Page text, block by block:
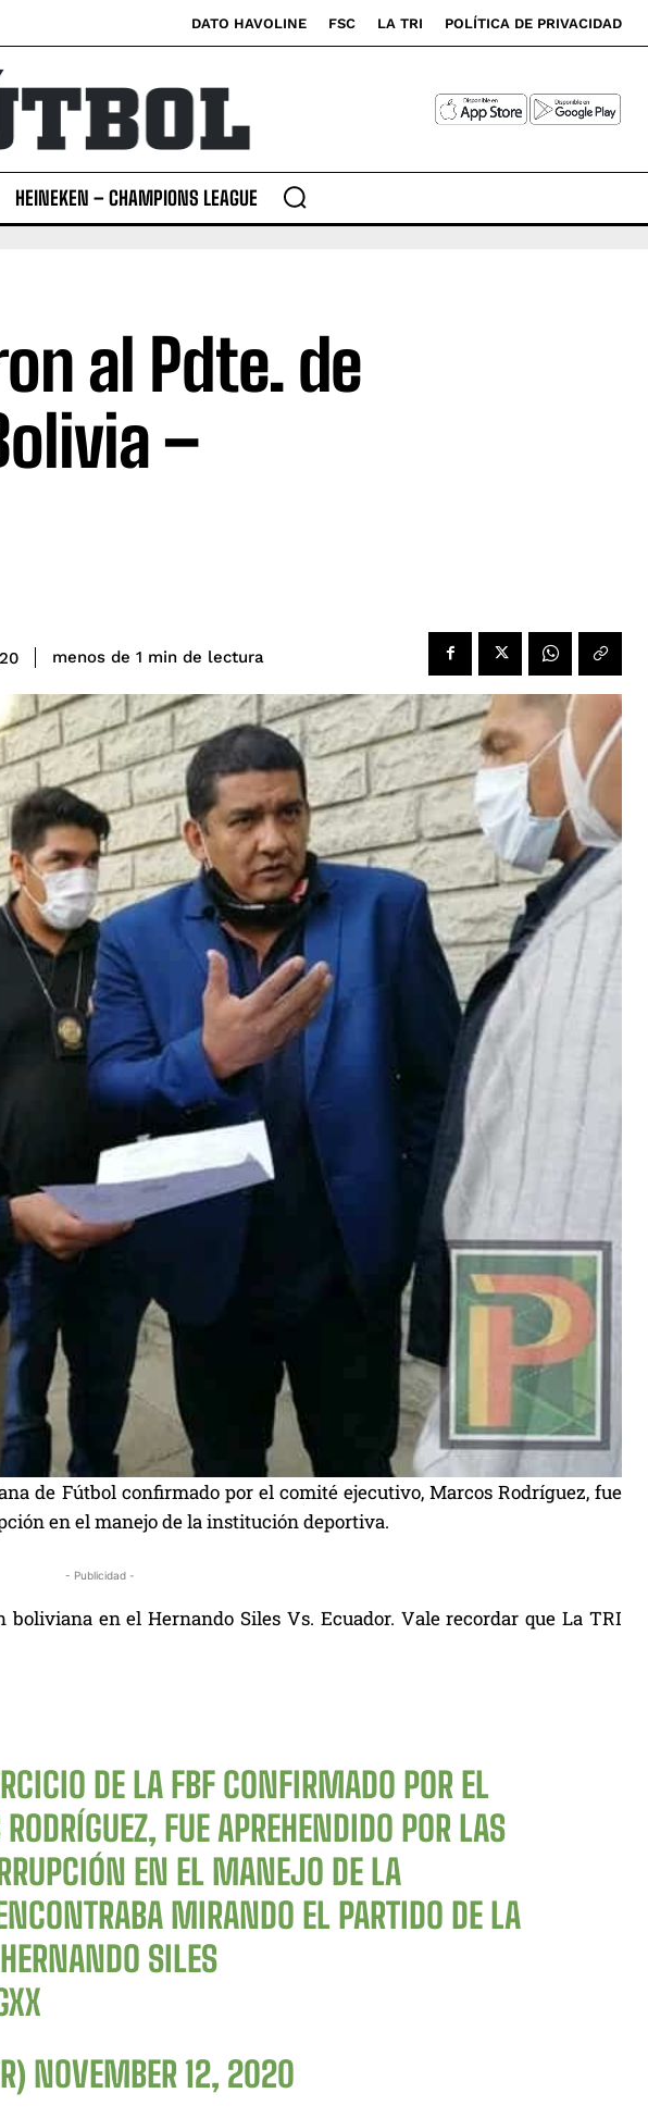
DATO HAVOLINE FSC LA TRI POLÍTICA DE PRIVACIDAD
HEINEKEN – CHAMPIONS LEAGUE
al Pdte. de
–
menos de 1 min de lectura
de Fútbol confirmado por el comité ejecutivo, Marcos Rodríguez, fue
en el manejo de la institución deportiva.
- Publicidad -
en el Hernando Siles Vs. Ecuador. Vale recordar que La TRI
DE LA FBF CONFIRMADO POR EL
FUE APREHENDIDO POR LAS
EN EL MANEJO DE LA
MIRANDO EL PARTIDO DE LA
SILES
NOVEMBER 12, 2020